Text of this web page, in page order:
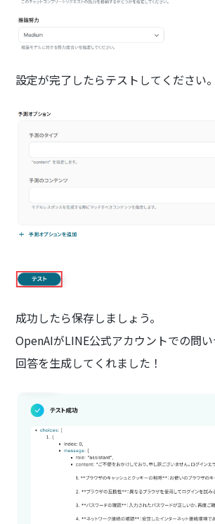
設定が完了したらテストしてください。
成功したら保存しましょう。
OpenAIがLINE公式アカウントでの問
回答を生成してくれました！